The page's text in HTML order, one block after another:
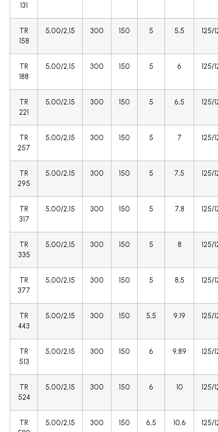
131
TR
158
5,00/2,15 300 150 5 5,5 125/
TR
188
5,00/2,15 300 150 5 6 125/
TR
221
5,00/2,15 300 150 5 6,5 125/
TR
257
5,00/2,15 300 150 5 7 125/
TR
295
5,00/2,15 300 150 5 7,5 125/
TR
317
5,00/2,15 300 150 5 7,8 125/
TR
335
5,00/2,15 300 150 5 8 125/
TR
377
5,00/2,15 300 150 5 8,5 125/
TR
443
5,00/2,15 300 150 5,5 9,19 125/
TR
513
5,00/2,15 300 150 6 9,89 125/
TR
524
5,00/2,15 300 150 6 10 125/
TR
5,00/2,15 300 150 6,5 10,6 125/